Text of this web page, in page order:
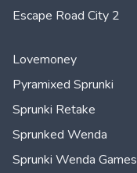
Escape Road City 2
Lovemoney
Pyramixed Sprunki
Sprunki Retake
Sprunked Wenda
Sprunki Wenda Games